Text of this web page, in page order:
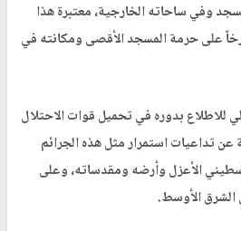
وفي ساحاته الخارجية، معتبرة هذا
على حرمة المسجد الأقصى ومكانته في
للاطلاع بدوره في تحميل قوات الاحتلال
عن تداعيات استمرار مثل هذه الجرائم
الأعزل وأرضه ومقدساته، وعلى
الشرق الأوسط.